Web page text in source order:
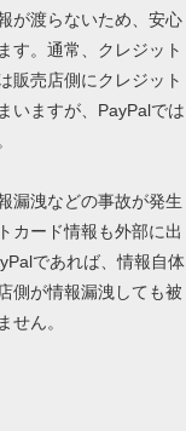
が渡らないため、安心
す。通常、クレジット
販売店側にクレジット
いますが、PayPalでは
漏洩などの事故が発生
カード情報も外部に出
であれば、情報自体
側が情報漏洩しても被
せん。